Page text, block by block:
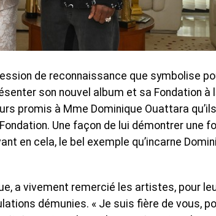
de reconnaissance que symbolise
son nouvel album et sa Fondation à
promis à Mme Dominique Ouattara
Une façon de lui démontrer une
en cela, le bel exemple qu’incarne
a vivement remercié les artistes, pour
démunies. « Je suis fière de vous,